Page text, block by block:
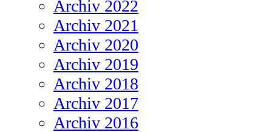
Archiv 2022
Archiv 2021
Archiv 2020
Archiv 2019
Archiv 2018
Archiv 2017
Archiv 2016